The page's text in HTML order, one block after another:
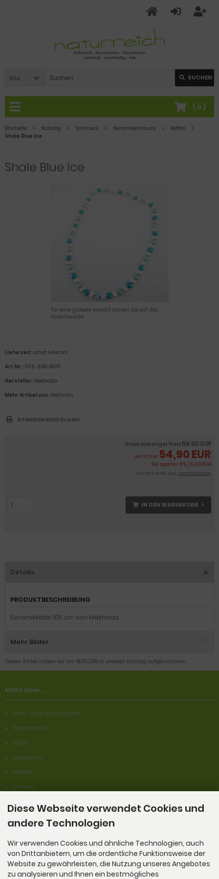
Alle SUCHEN
( 0 )
Startseite Katalog Schmuck Keramikschmuck
Ketten
Shale Blue Ice
Shale Blue Ice
Für eine größere Ansicht klicken Sie auf das
Vorschaubild
Unser bisheriger Preis 59,90 EUR
Jetzt nur 54,90 EUR
Sie sparen 8% / 5,00 EUR
inkl. 19 % MwSt. zzgl.Versandkosten
IN DEN WARENKORB
Lieferzeit: sofort lieferbar
Art.Nr.: 1106-009-R105
Hersteller: Mekhada
Mehr Artikel von: Mekhada
Artikeldatenblatt drucken
Details
PRODUKTBESCHREIBUNG
Keramikkette 105 cm von Mekhada
Mehr Bilder
Diesen Artikel haben wir am 18.05.2009 in unseren Katalog aufgenommen.
Mehr über...
Liefer- und Versandkosten
Datenschutz
AGB's
Impressum
Kontakt
Sitemap
Widerrufsformular
Diese Webseite verwendet Cookies und
andere Technologien
Wir verwenden Cookies und ähnliche Technologien, auch
von Drittanbietern, um die ordentliche Funktionsweise der
Website zu gewährleisten, die Nutzung unseres Angebotes
zu analysieren und Ihnen ein bestmögliches